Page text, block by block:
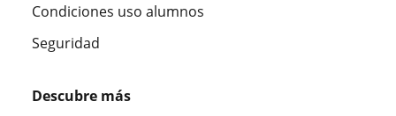
Condiciones uso alumnos
Seguridad
Descubre más